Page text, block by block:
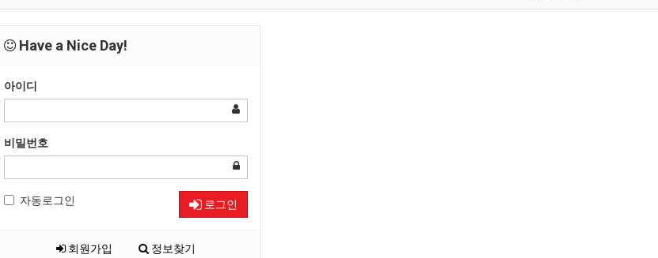
Have a Nice Day!
아이디
비밀번호
자동로그인 로그인
회원가입 정보찾기